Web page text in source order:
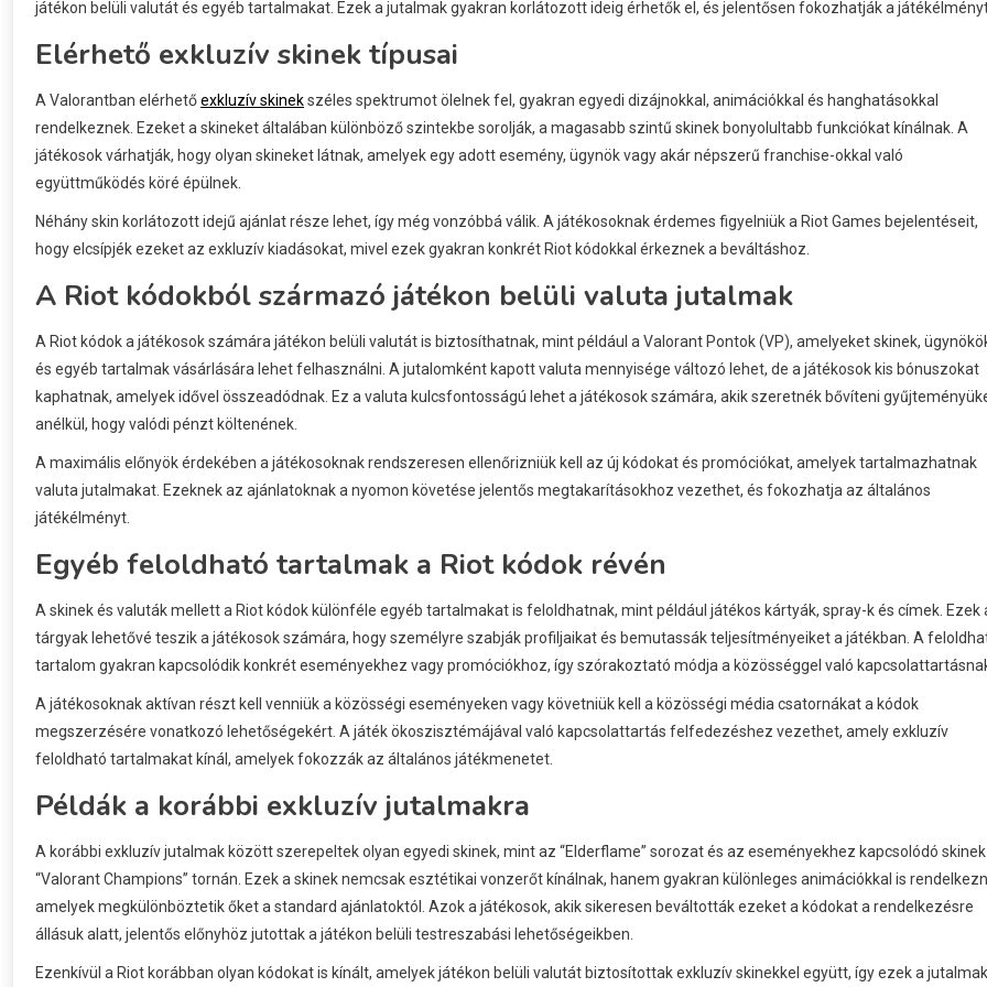
játékon belüli valutát és egyéb tartalmakat. Ezek a jutalmak gyakran korlátozott ideig érhetők el, és jelentősen fokozhatják a
Elérhető exkluzív skinek típusai
A Valorantban elérhetőexkluzív skinekszéles spektrumot ölelnek fel, gyakran egyedi dizájnokkal, animációkkal és hanghatásokkal
rendelkeznek. Ezeket a skineket általában különböző szintekbe sorolják, a magasabb szintű skinek bonyolultabb funkciókat kínálnak. A
játékosok várhatják, hogy olyan skineket látnak, amelyek egy adott esemény, ügynök vagy akár népszerű franchise-okkal való
együttműködés köré épülnek.
Néhány skin korlátozott idejű ajánlat része lehet, így még vonzóbbá válik. A játékosoknak érdemes figyelniük a Riot Games bejelentéseit,
hogy elcsípjék ezeket az exkluzív kiadásokat, mivel ezek gyakran konkrét Riot kódokkal érkeznek a beváltáshoz.
A Riot kódokból származó játékon belüli valuta jutalmak
A Riot kódok a játékosok számára játékon belüli valutát is biztosíthatnak, mint például a Valorant Pontok (VP), amelyeket skinek,
és egyéb tartalmak vásárlására lehet felhasználni. A jutalomként kapott valuta mennyisége változó lehet, de a játékosok kis bónuszokat
kaphatnak, amelyek idővel összeadódnak. Ez a valuta kulcsfontosságú lehet a játékosok számára, akik szeretnék bővíteni
anélkül, hogy valódi pénzt költenének.
A maximális előnyök érdekében a játékosoknak rendszeresen ellenőrizniük kell az új kódokat és promóciókat, amelyek tartalmazhatnak
valuta jutalmakat. Ezeknek az ajánlatoknak a nyomon követése jelentős megtakarításokhoz vezethet, és fokozhatja az általános
játékélményt.
Egyéb feloldható tartalmak a Riot kódok révén
A skinek és valuták mellett a Riot kódok különféle egyéb tartalmakat is feloldhatnak, mint például játékos kártyák, spray-k és címek. Ezek
tárgyak lehetővé teszik a játékosok számára, hogy személyre szabják profiljaikat és bemutassák teljesítményeiket a játékban. A
tartalom gyakran kapcsolódik konkrét eseményekhez vagy promóciókhoz, így szórakoztató módja a közösséggel való
A játékosoknak aktívan részt kell venniük a közösségi eseményeken vagy követniük kell a közösségi média csatornákat a kódok
megszerzésére vonatkozó lehetőségekért. A játék ökoszisztémájával való kapcsolattartás felfedezéshez vezethet, amely exkluzív
feloldható tartalmakat kínál, amelyek fokozzák az általános játékmenetet.
Példák a korábbi exkluzív jutalmakra
A korábbi exkluzív jutalmak között szerepeltek olyan egyedi skinek, mint az “Elderflame” sorozat és az eseményekhez kapcsolódó skinek
“Valorant Champions” tornán. Ezek a skinek nemcsak esztétikai vonzerőt kínálnak, hanem gyakran különleges animációkkal is
amelyek megkülönböztetik őket a standard ajánlatoktól. Azok a játékosok, akik sikeresen beváltották ezeket a kódokat a rendelkezésre
állásuk alatt, jelentős előnyhöz jutottak a játékon belüli testreszabási lehetőségeikben.
Ezenkívül a Riot korábban olyan kódokat is kínált, amelyek játékon belüli valutát biztosítottak exkluzív skinekkel együtt, így ezek a jutalmak